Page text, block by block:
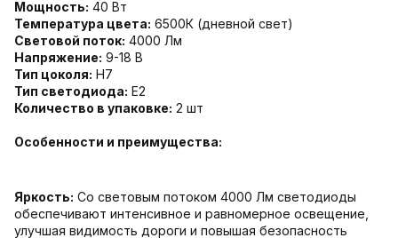
Мощность: 40 Вт
Температура цвета: 6500К (дневной свет)
Световой поток: 4000 Лм
Напряжение: 9-18 В
Тип цоколя: Н7
Тип светодиода: E2
Количество в упаковке: 2 шт
Особенности и преимущества:
Яркость: Со световым потоком 4000 Лм светодиоды
обеспечивают интенсивное и равномерное освещение,
улучшая видимость дороги и повышая безопасность